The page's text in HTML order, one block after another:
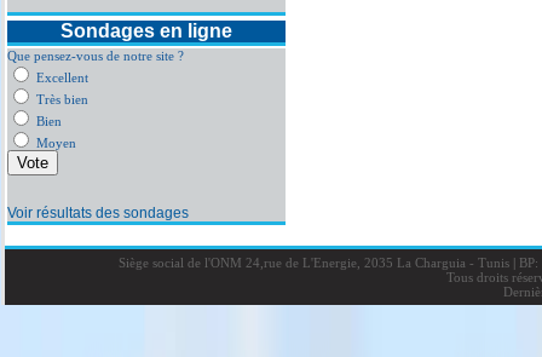
Sondages en ligne
Que pensez-vous de notre site ?
Excellent
Très bien
Bien
Moyen
Voir résultats des sondages
Siège social de l'ONM 24,rue de L'Energie, 2035 La Charguia - Tunis |BP:
Tous droits